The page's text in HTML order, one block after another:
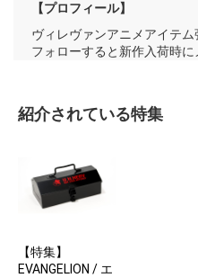
【プロフィール】
ヴィレヴァンアニメアイテム
フォローすると新作入荷時
紹介されている特集
【特集】
EVANGELION / エ